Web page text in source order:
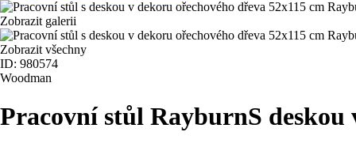
Zobrazit galerii
Zobrazit všechny
ID: 980574
Woodman
Pracovní stůl RayburnS deskou